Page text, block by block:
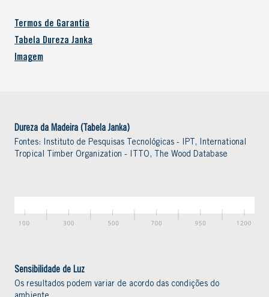
Termos de Garantia
Tabela Dureza Janka
Imagem
Dureza da Madeira (Tabela Janka)
Fontes: Instituto de Pesquisas Tecnológicas - IPT, International
Tropical Timber Organization - ITTO, The Wood Database
Sensibilidade de Luz
Os resultados podem variar de acordo das condições do